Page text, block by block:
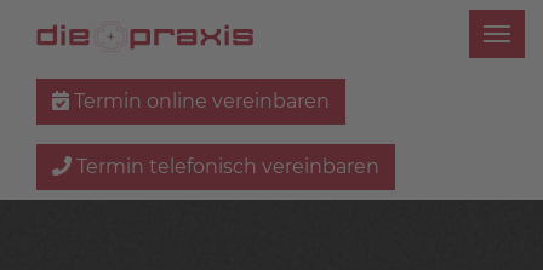
Termin online vereinbaren
Termin telefonisch vereinbaren